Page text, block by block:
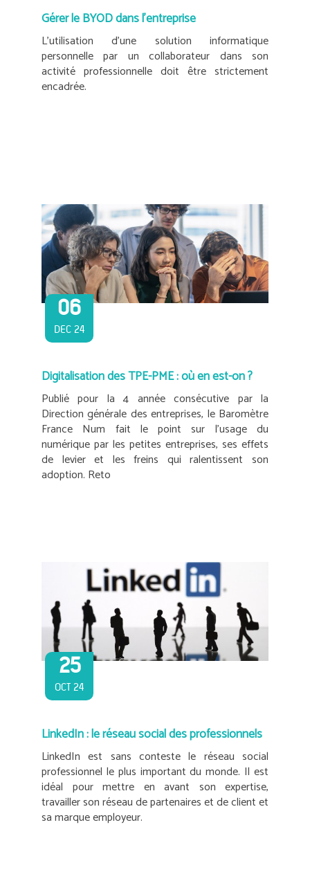
Gérer le BYOD dans l’entreprise
L’utilisation d’une solution informatique
personnelle par un collaborateur dans son
activité professionnelle doit être strictement
encadrée.
06
DEC 24
Digitalisation des TPE-PME : où en est-on ?
Publié pour la 4 année consécutive par la
Direction générale des entreprises, le Baromètre
France Num fait le point sur l’usage du
numérique par les petites entreprises, ses effets
de levier et les freins qui ralentissent son
adoption. Reto
25
OCT 24
LinkedIn : le réseau social des professionnels
LinkedIn est sans conteste le réseau social
professionnel le plus important du monde. Il est
idéal pour mettre en avant son expertise,
travailler son réseau de partenaires et de client et
sa marque employeur.